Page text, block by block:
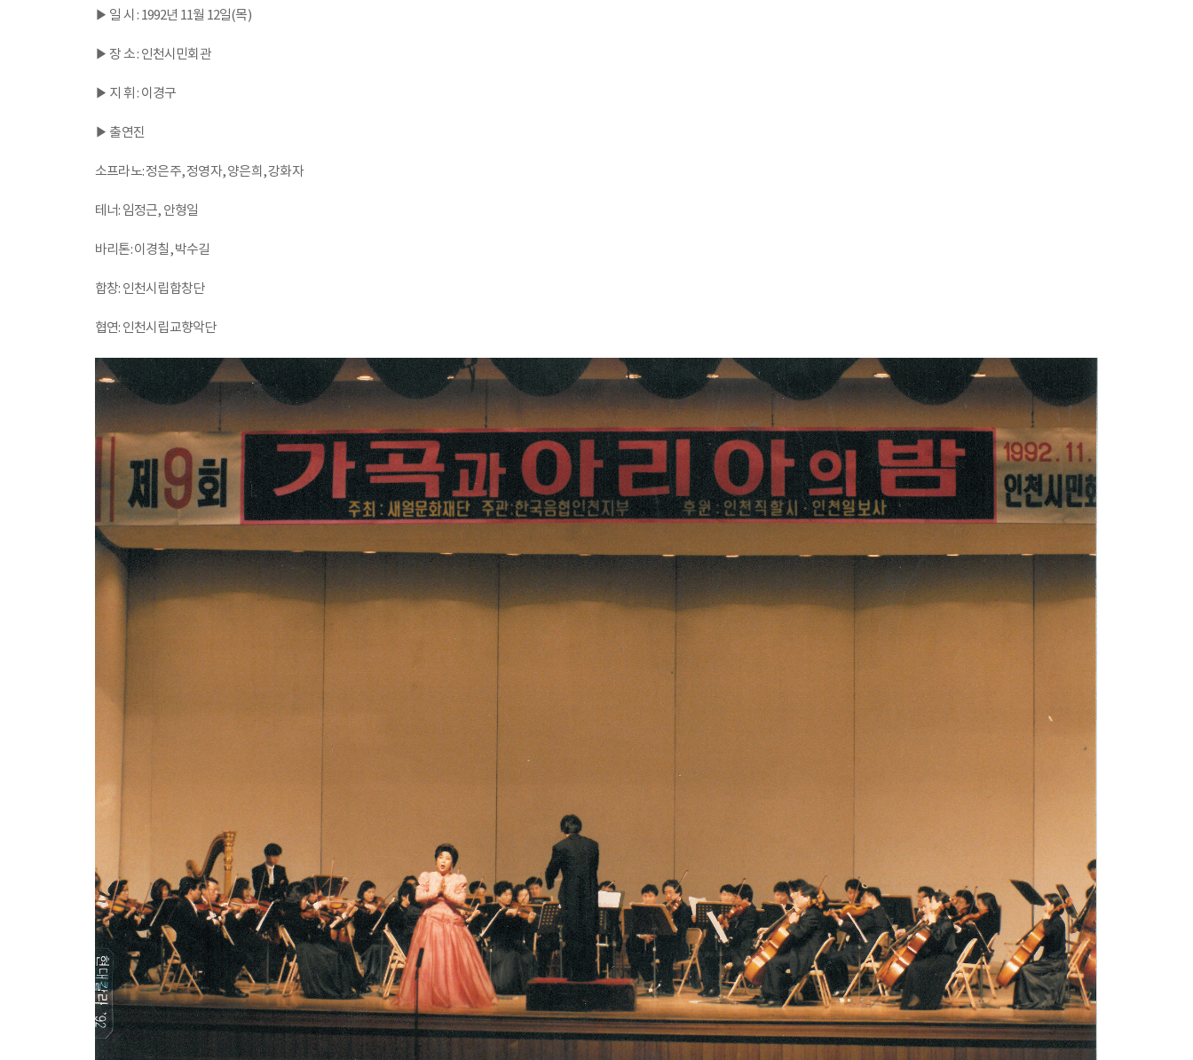
▶ 일 시 : 1992년 11월 12일(목)
▶ 장 소 : 인천시민회관
▶ 지 휘 : 이경구
▶ 출연진
소프라노: 정은주, 정영자, 양은희, 강화자
테너: 임정근, 안형일
바리톤: 이경칠, 박수길
합창: 인천시립합창단
협연: 인천시립교향악단